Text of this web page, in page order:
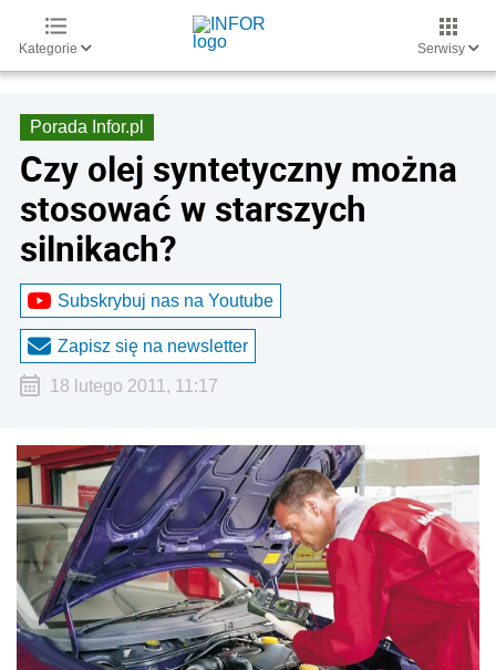
Kategorie Serwisy
Porada Infor.pl
Czy olej syntetyczny można
stosować w starszych
silnikach?
Subskrybuj nas na Youtube
Zapisz się na newsletter
18 lutego 2011, 11:17